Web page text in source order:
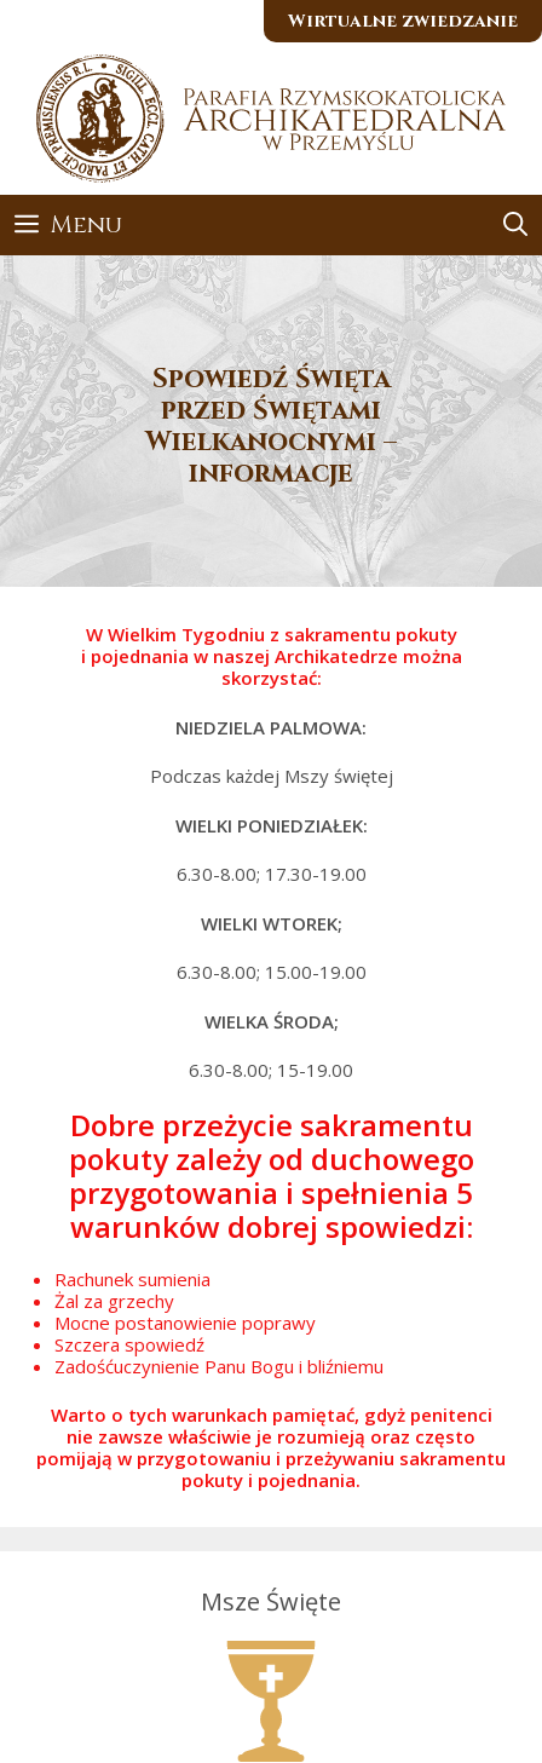
Wirtualne zwiedzanie
Menu
Spowiedź Święta
przed Świętami
Wielkanocnymi –
informacje
W Wielkim Tygodniu z sakramentu pokuty
i pojednania w naszej Archikatedrze można
skorzystać:
NIEDZIELA PALMOWA:
Podczas każdej Mszy świętej
WIELKI PONIEDZIAŁEK:
6.30-8.00; 17.30-19.00
WIELKI WTOREK;
6.30-8.00; 15.00-19.00
WIELKA ŚRODA;
6.30-8.00; 15-19.00
Dobre przeżycie sakramentu
pokuty zależy od duchowego
przygotowania i spełnienia 5
warunków dobrej spowiedzi:
Rachunek sumienia
Żal za grzechy
Mocne postanowienie poprawy
Szczera spowiedź
Zadośćuczynienie Panu Bogu i bliźniemu
Warto o tych warunkach pamiętać, gdyż penitenci
nie zawsze właściwie je rozumieją oraz często
pomijają w przygotowaniu i przeżywaniu sakramentu
pokuty i pojednania.
Msze Święte